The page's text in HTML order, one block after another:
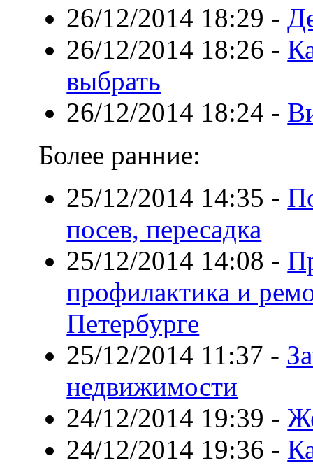
26/12/2014 18:29 -
26/12/2014 18:26 -
выбрать
26/12/2014 18:24 -
Более ранние:
25/12/2014 14:35 -
посев, пересадка
25/12/2014 14:08 -
профилактика и
Петербурге
25/12/2014 11:37 -
недвижимости
24/12/2014 19:39 -
24/12/2014 19:36 -